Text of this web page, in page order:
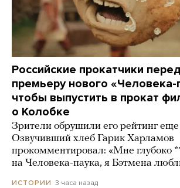
Российские прокатчики
премьеру нового «Человека-
чтобы выпустить в прокат
о Колобке
Зрители обрушили его рейтинг
Озвучивший хлеб Гарик Харламов
прокомментировал: «Мне глубоко
на Человека-паука, я Бэтмена
ИСТОРИИ 3 часа назад